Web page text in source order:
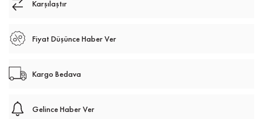
Karşılaştır
Fiyat Düşünce Haber Ver
Kargo Bedava
Gelince Haber Ver